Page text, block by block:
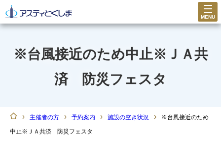
MENU
※台風接近のため中止※ＪＡ共
済 防災フェスタ
› 主催者の方 › 予約案内 › 施設の空き状況 › ※台風接近のため
中止※ＪＡ共済 防災フェスタ